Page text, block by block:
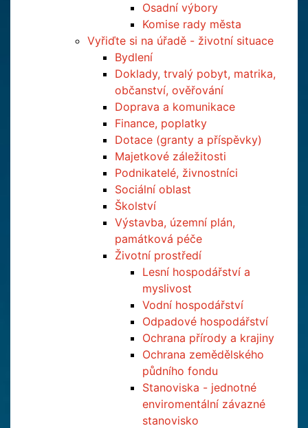
Osadní výbory
Komise rady města
Vyřiďte si na úřadě - životní situace
Bydlení
Doklady, trvalý pobyt, matrika,
občanství, ověřování
Doprava a komunikace
Finance, poplatky
Dotace (granty a příspěvky)
Majetkové záležitosti
Podnikatelé, živnostníci
Sociální oblast
Školství
Výstavba, územní plán,
památková péče
Životní prostředí
Lesní hospodářství a
myslivost
Vodní hospodářství
Odpadové hospodářství
Ochrana přírody a krajiny
Ochrana zemědělského
půdního fondu
Stanoviska - jednotné
enviromentální závazné
stanovisko